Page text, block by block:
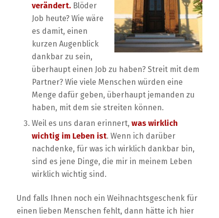
verändert.Blöder
Job heute? Wie wäre
es damit, einen
kurzen Augenblick
dankbar zu sein,
überhaupt einen Job zu haben? Streit mit dem
Partner? Wie viele Menschen würden eine
Menge dafür geben, überhaupt jemanden zu
haben, mit dem sie streiten können.
Weil es uns daran erinnert, was wirklich
wichtig im Leben ist. Wenn ich darüber
nachdenke, für was ich wirklich dankbar bin,
sind es jene Dinge, die mir in meinem Leben
wirklich wichtig sind.
Und falls Ihnen noch ein Weihnachtsgeschenk für
einen lieben Menschen fehlt, dann hätte ich hier